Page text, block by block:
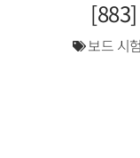
보드 시